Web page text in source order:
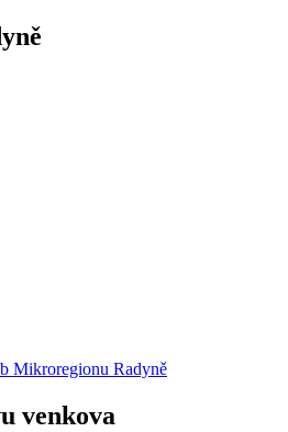
Mikroregionu Radyně
venkova